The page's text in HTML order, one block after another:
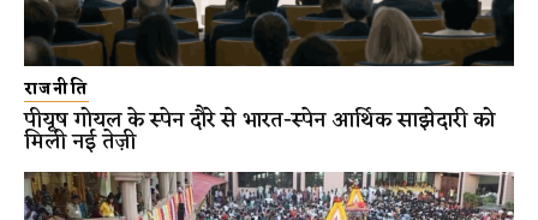
राजनीति
पीयूष गोयल के स्पेन दौरे से भारत-स्पेन आर्थिक साझेदारी को
मिली नई तेज़ी